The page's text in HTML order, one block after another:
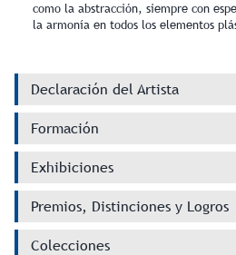
como la abstracción, siempre con
la armonía en todos los elementos
Declaración del Artista
Formación
Exhibiciones
Premios, Distinciones y Logros
Colecciones